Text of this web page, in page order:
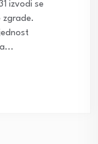
izvodi se
zgrade.